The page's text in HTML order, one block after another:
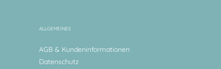
ALLGEMEINES
AGB & Kundeninformationen
Datenschutz